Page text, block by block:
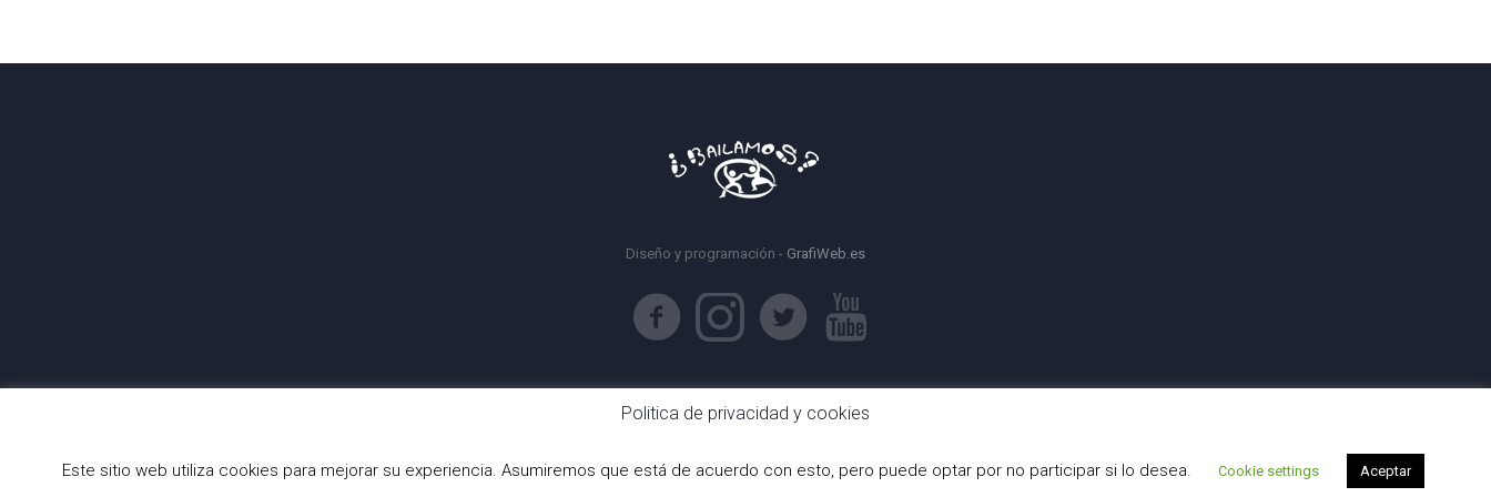
Diseño y programación - GrafiWeb.es
Politica de privacidad y cookies
Este sitio web utiliza cookies para mejorar su experiencia. Asumiremos que está de acuerdo con esto, pero puede optar por no participar si lo desea. Cookie settings Aceptar